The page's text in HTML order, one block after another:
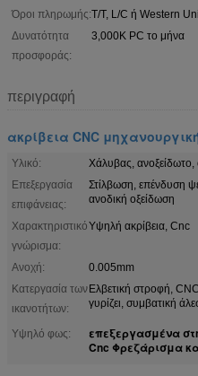
Όροι πληρωμής:T/T, L/C ή Western
Δυνατότητα
προσφοράς:
3,000K PC το μήνα
περιγραφή
ακρίβεια CNC
Υλικό:
Χάλυβας, ανοξείδωτο,
Επεξεργασία
επιφάνειας:
Στίλβωση, επένδυση
ανοδική οξείδωση
Χαρακτηριστικό
γνώρισμα:
Υψηλή ακρίβεια, Cnc
Ανοχή:
0.005mm
Κατεργασία των
ικανοτήτων:
Ελβετική στροφή,
γυρίζει, συμβατική
Υψηλό φως: επεξεργασμένα
Cnc Φρεζάρισμα